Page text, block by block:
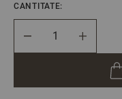
CANTITATE: